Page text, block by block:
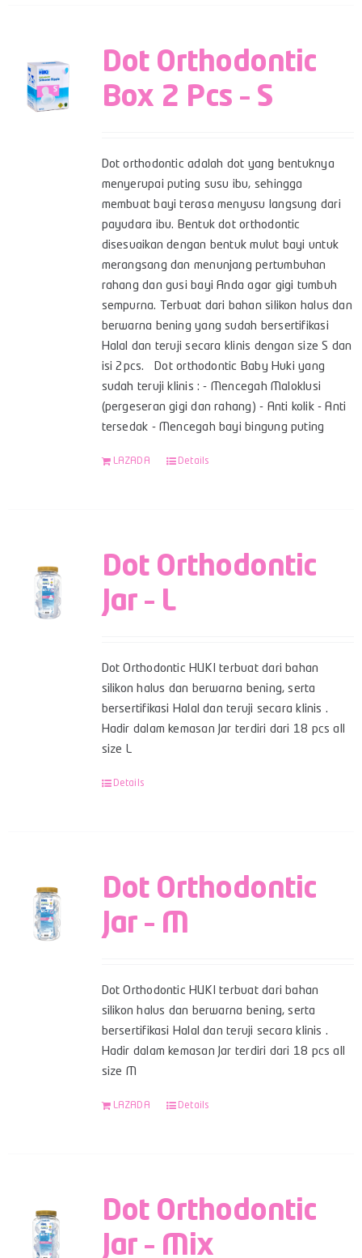
Dot Orthodontic
Box 2 Pcs – S
Dot orthodontic adalah dot yang bentuknya
menyerupai puting susu ibu, sehingga
membuat bayi terasa menyusu langsung dari
payudara ibu. Bentuk dot orthodontic
disesuaikan dengan bentuk mulut bayi untuk
merangsang dan menunjang pertumbuhan
rahang dan gusi bayi Anda agar gigi tumbuh
sempurna. Terbuat dari bahan silikon halus dan
berwarna bening yang sudah bersertifikasi
Halal dan teruji secara klinis dengan size S dan
isi 2pcs. Dot orthodontic Baby Huki yang
sudah teruji klinis : - Mencegah Maloklusi
(pergeseran gigi dan rahang) - Anti kolik - Anti
tersedak - Mencegah bayi bingung puting
LAZADA Details
Dot Orthodontic
Jar – L
Dot Orthodontic HUKI terbuat dari bahan
silikon halus dan berwarna bening, serta
bersertifikasi Halal dan teruji secara klinis .
Hadir dalam kemasan Jar terdiri dari 18 pcs all
size L
Details
Dot Orthodontic
Jar – M
Dot Orthodontic HUKI terbuat dari bahan
silikon halus dan berwarna bening, serta
bersertifikasi Halal dan teruji secara klinis .
Hadir dalam kemasan Jar terdiri dari 18 pcs all
size M
LAZADA Details
Dot Orthodontic
Jar – Mix